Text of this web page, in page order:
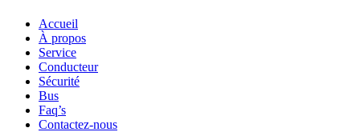
Accueil
À propos
Service
Conducteur
Sécurité
Bus
Faq’s
Contactez-nous